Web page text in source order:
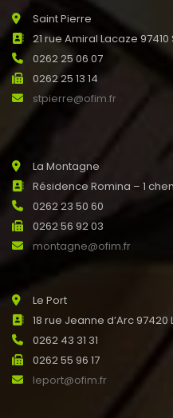
Saint Pierre
21 rue Amiral Lacaze 97410
0262 25 06 07
0262 25 13 14
stpierre@ofim.fr
La Montagne
Résidence Romina – 1
0262 23 50 60
0262 56 92 03
montagne@ofim.fr
Le Port
18 rue Jeanne d’Arc 97420
0262 43 31 31
0262 55 96 17
leport@ofim.fr